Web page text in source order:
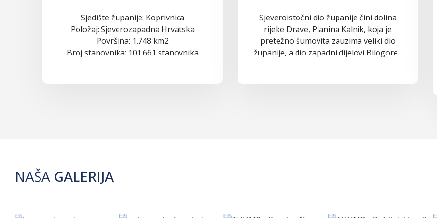
Sjedište županije: Koprivnica
Položaj: Sjeverozapadna Hrvatska
Površina: 1.748 km2
Broj stanovnika: 101.661 stanovnika
Sjeveroistočni dio županije čini dolina
rijeke Drave, Planina Kalnik, koja je
pretežno šumovita zauzima veliki dio
županije, a dio zapadni dijelovi Bilogore...
NAŠA GALERIJA